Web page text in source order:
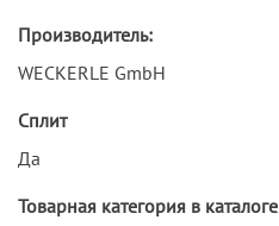
Производитель:
WECKERLE GmbH
Сплит
Да
Товарная категория в каталоге